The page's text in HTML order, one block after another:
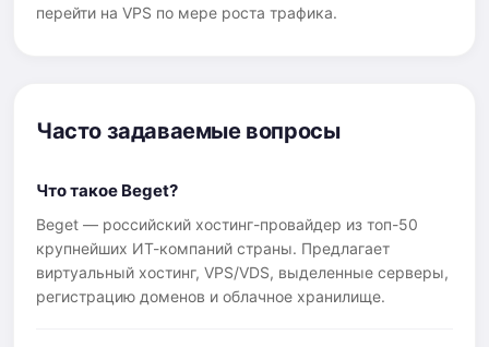
перейти на VPS по мере роста трафика.
Часто задаваемые вопросы
Что такое Beget?
Beget — российский хостинг-провайдер из топ-50
крупнейших ИТ-компаний страны. Предлагает
виртуальный хостинг, VPS/VDS, выделенные серверы,
регистрацию доменов и облачное хранилище.